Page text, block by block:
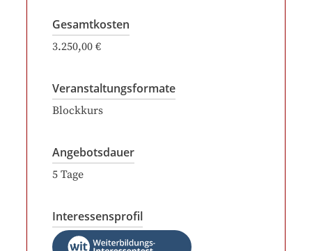
Gesamtkosten
3.250,00 €
Veranstaltungsformate
Blockkurs
Angebotsdauer
5 Tage
Interessensprofil